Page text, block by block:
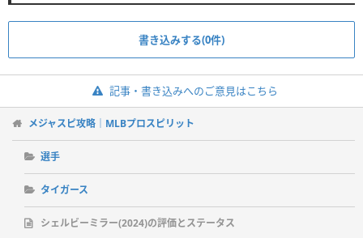
書き込みする(0件)
記事・書き込みへのご意見はこちら
メジャスピ攻略｜MLBプロスピリット
選手
タイガース
シェルビーミラー(2024)の評価とステータス